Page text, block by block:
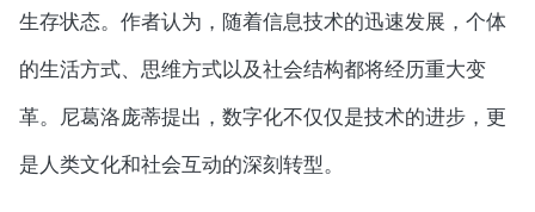
生存状态。作者认为，随着信息技术的迅速发展，个体
的生活方式、思维方式以及社会结构都将经历重大变
革。尼葛洛庞蒂提出，数字化不仅仅是技术的进步，更
是人类文化和社会互动的深刻转型。